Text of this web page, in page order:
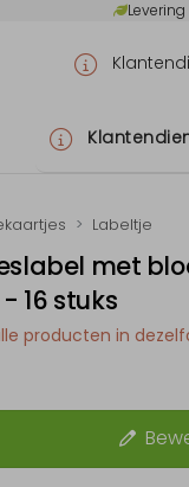
Labeltje
met
16 stuks
producten in